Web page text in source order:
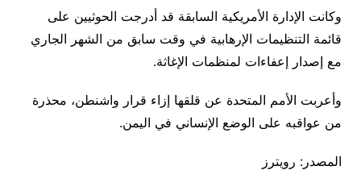
وكانت الإدارة الأمريكية السابقة قد أدرجت الحوثيين على
قائمة التنظيمات الإرهابية في وقت سابق من الشهر الجاري
مع إصدار إعفاءات لمنظمات الإغاثة.
وأعربت الأمم المتحدة عن قلقها إزاء قرار واشنطن، محذرة
من عواقبه على الوضع الإنساني في اليمن.
المصدر: رويترز